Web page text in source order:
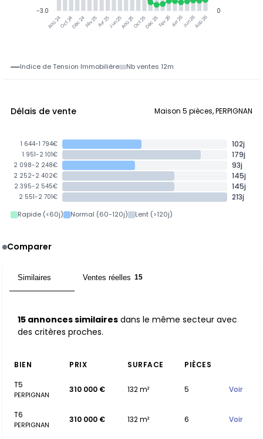
Aoû 24Oct 24Déc 24Fév 25Avr 25Jun 25Aoû 25Oct 25Déc 25Fév 26Avr 26Jun 26Aoû 26
0
-3.0
Indice de Tension Immobilière Nb ventes 12m
Délais de vente Maison 5 pièces, PERPIGNAN
1 644-1 794€ 102j
1 951-2 101€ 179j
2 098-2 248€ 93j
2 252-2 402€ 145j
2 395-2 545€ 145j
2 551-2 701€ 213j
Rapide (<60j) Normal (60-120j) Lent (>120j)
Comparer
Similaires Ventes réelles 15
15 annonces similaires dans le même secteur avec
des critères proches.
BIEN PRIX SURFACE
PIÈCES
T5
PERPIGNAN
310 000 € 132 m² 5 Voir
T6
PERPIGNAN
310 000 € 132 m² 6 Voir